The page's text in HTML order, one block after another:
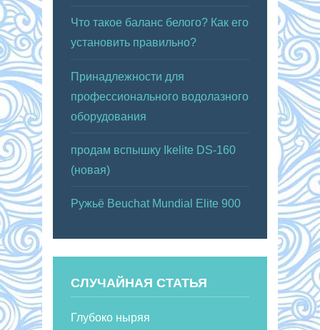
Что такое баланс белого? Как его
установить правильно?
Принадлежности для
профессионального водолазного
оборудования
продам вспышку Ikelite DS-160
(новая)
Ружьё Beuchat Mundial Elite 900
СЛУЧАЙНАЯ СТАТЬЯ
Глубоко ныряя